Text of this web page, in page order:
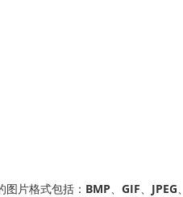
片格式包括： BMP、 GIF、 JPEG、